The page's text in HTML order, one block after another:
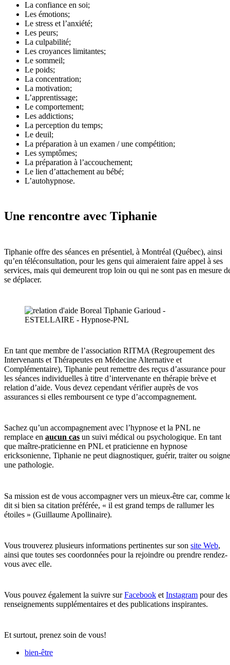
La confiance en soi;
Les émotions;
Le stress et l’anxiété;
Les peurs;
La culpabilité;
Les croyances limitantes;
Le sommeil;
Le poids;
La concentration;
La motivation;
L’apprentissage;
Le comportement;
Les addictions;
La perception du temps;
Le deuil;
La préparation à un examen / une compétition;
Les symptômes;
La préparation à l’accouchement;
Le lien d’attachement au bébé;
L’autohypnose.
Une rencontre avec Tiphanie
Tiphanie offre des séances en présentiel, à Montréal (Québec), ainsi
qu’en téléconsultation, pour les gens qui aimeraient faire appel à ses
services, mais qui demeurent trop loin ou qui ne sont pas en mesure
se déplacer.
En tant que membre de l’association RITMA (Regroupement des
Intervenants et Thérapeutes en Médecine Alternative et
Complémentaire), Tiphanie peut remettre des reçus d’assurance pour
les séances individuelles à titre d’intervenante en thérapie brève et
relation d’aide. Vous devez cependant vérifier auprès de vos
assurances si elles remboursent ce type d’accompagnement.
Sachez qu’un accompagnement avec l’hypnose et la PNL ne
remplace en aucun cas un suivi médical ou psychologique. En tant
que maître-praticienne en PNL et praticienne en hypnose
ericksonienne, Tiphanie ne peut diagnostiquer, guérir, traiter ou
une pathologie.
Sa mission est de vous accompagner vers un mieux-être car, comme
dit si bien sa citation préférée, « il est grand temps de rallumer les
étoiles » (Guillaume Apollinaire).
Vous trouverez plusieurs informations pertinentes sur son site Web,
ainsi que toutes ses coordonnées pour la rejoindre ou prendre rendez-
vous avec elle.
Vous pouvez également la suivre surFacebook et Instagram pour des
renseignements supplémentaires et des publications inspirantes.
Et surtout, prenez soin de vous!
bien-être